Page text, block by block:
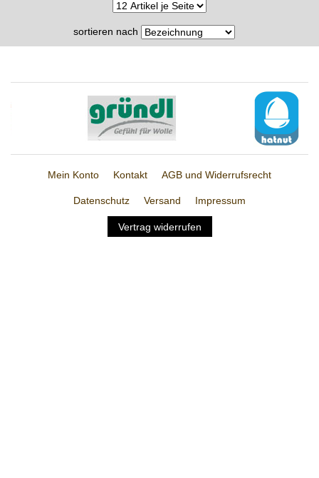
sortieren nach
Mein Konto Kontakt AGB und Widerrufsrecht
Datenschutz Versand Impressum
Vertrag widerrufen